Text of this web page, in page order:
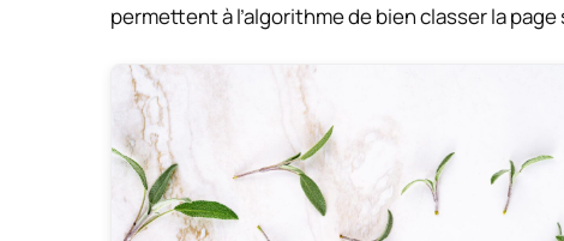
permettent à l’algorithme de bien classer la